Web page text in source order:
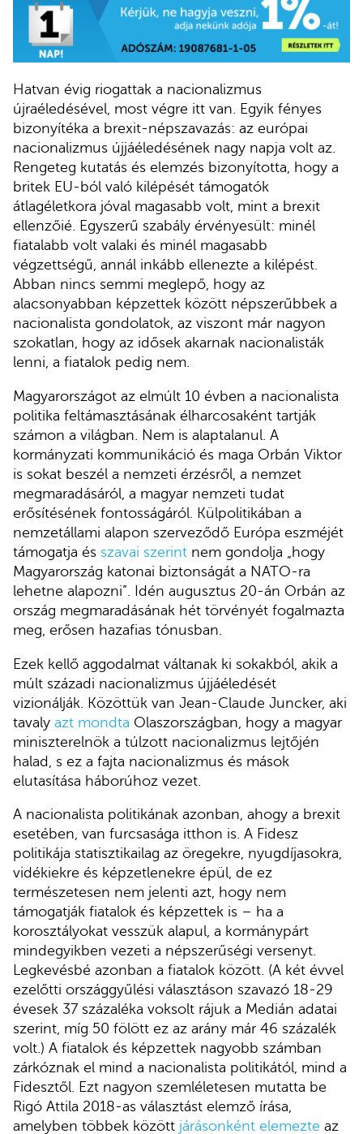
Hatvan évig riogattak a nacionalizmus
újraéledésével, most végre itt van. Egyik fényes
bizonyítéka a brexit-népszavazás: az európai
nacionalizmus újjáéledésének nagy napja volt az.
Rengeteg kutatás és elemzés bizonyította, hogy a
britek EU-ból való kilépését támogatók
átlagéletkora jóval magasabb volt, mint a brexit
ellenzőié. Egyszerű szabály érvényesült: minél
fiatalabb volt valaki és minél magasabb
végzettségű, annál inkább ellenezte a kilépést.
Abban nincs semmi meglepő, hogy az
alacsonyabban képzettek között népszerűbbek a
nacionalista gondolatok, az viszont már nagyon
szokatlan, hogy az idősek akarnak nacionalisták
lenni, a fiatalok pedig nem.
Magyarországot az elmúlt 10 évben a nacionalista
politika feltámasztásának élharcosaként tartják
számon a világban. Nem is alaptalanul. A
kormányzati kommunikáció és maga Orbán Viktor
is sokat beszél a nemzeti érzésről, a nemzet
megmaradásáról, a magyar nemzeti tudat
erősítésének fontosságáról. Külpolitikában a
nemzetállami alapon szerveződő Európa eszméjét
támogatja és szavai szerint nem gondolja „hogy
Magyarország katonai biztonságát a NATO-ra
lehetne alapozni”. Idén augusztus 20-án Orbán az
ország megmaradásának hét törvényét fogalmazta
meg, erősen hazafias tónusban.
Ezek kellő aggodalmat váltanak ki sokakból, akik a
múlt századi nacionalizmus újjáéledését
vizionálják. Közöttük van Jean-Claude Juncker, aki
tavaly azt mondta Olaszországban, hogy a magyar
miniszterelnök a túlzott nacionalizmus lejtőjén
halad, s ez a fajta nacionalizmus és mások
elutasítása háborúhoz vezet.
A nacionalista politikának azonban, ahogy a brexit
esetében, van furcsasága itthon is. A Fidesz
politikája statisztikailag az öregekre, nyugdíjasokra,
vidékiekre és képzetlenekre épül, de ez
természetesen nem jelenti azt, hogy nem
támogatják fiatalok és képzettek is – ha a
korosztályokat vesszük alapul, a kormánypárt
mindegyikben vezeti a népszerűségi versenyt.
Legkevésbé azonban a fiatalok között. (A két évvel
ezelőtti országgyűlési választáson szavazó 18-29
évesek 37 százaléka voksolt rájuk a Medián adatai
szerint, míg 50 fölött ez az arány már 46 százalék
volt.) A fiatalok és képzettek nagyobb számban
zárkóznak el mind a nacionalista politikától, mind a
Fidesztől. Ezt nagyon szemléletesen mutatta be
Rigó Attila 2018-as választást elemző írása,
amelyben többek között járásonként elemezte az